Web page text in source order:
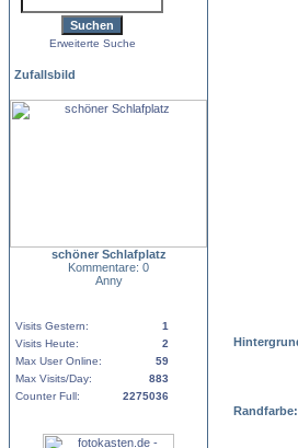
Erweiterte Suche
Zufallsbild
schöner Schlafplatz
Kommentare: 0
Anny
Visits Gestern:
1
Visits Heute:
2
Max User Online:
59
Max Visits/Day:
883
Counter Full:
2275036
Randfarbe: